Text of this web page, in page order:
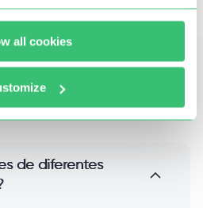
all cookies
de diferentes